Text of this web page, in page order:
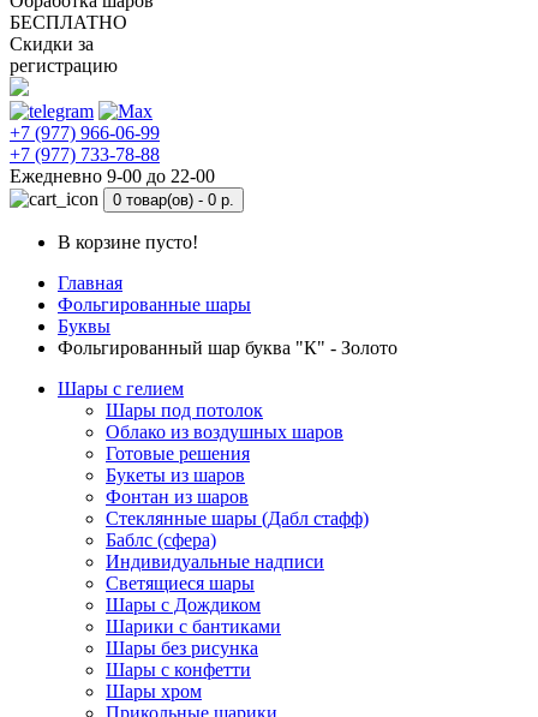
БЕСПЛАТНО
Скидки за
регистрацию
+7 (977) 966-06-99
+7 (977) 733-78-88
Ежедневно 9-00 до 22-00
0 товар(ов) - 0 р.
В корзине пусто!
Главная
Фольгированные шары
Буквы
Фольгированный шар буква "К" - Золото
Шары с гелием
Шары под потолок
Облако из воздушных шаров
Готовые решения
Букеты из шаров
Фонтан из шаров
Стеклянные шары (Дабл стафф)
Баблс (сфера)
Индивидуальные надписи
Светящиеся шары
Шары с Дождиком
Шарики с бантиками
Шары без рисунка
Шары с конфетти
Шары хром
Прикольные шарики